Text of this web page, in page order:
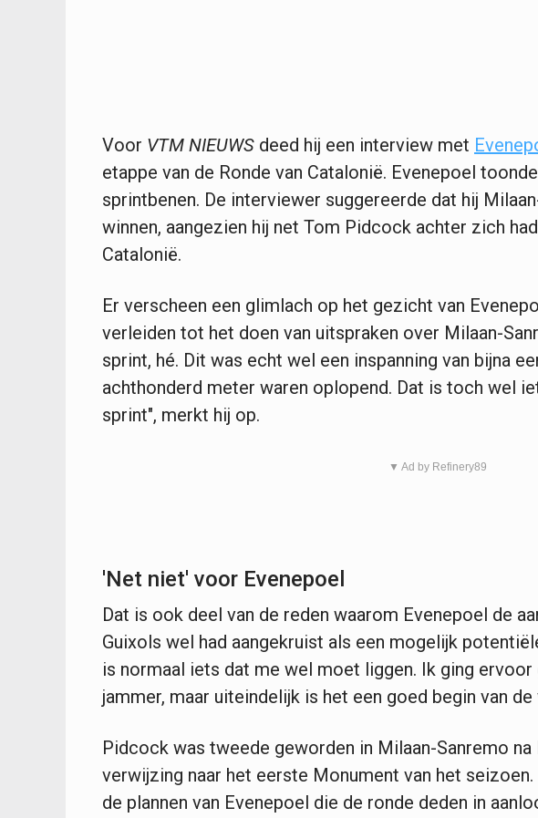
Voor VTM NIEUWS deed hij een interview met
etappe van de Ronde van Catalonië. Evenepoel
sprintbenen. De interviewer suggereerde dat hij
winnen, aangezien hij net Tom Pidcock achter zich
Catalonië.
Er verscheen een glimlach op het gezicht van
verleiden tot het doen van uitspraken over Milaan-
sprint, hé. Dit was echt wel een inspanning van bijna
achthonderd meter waren oplopend. Dat is toch wel
sprint", merkt hij op.
▼ Ad by Refinery89
'Net niet' voor Evenepoel
Dat is ook deel van de reden waarom Evenepoel de
Guixols wel had aangekruist als een mogelijk
is normaal iets dat me wel moet liggen. Ik ging ervoor
jammer, maar uiteindelijk is het een goed begin van
Pidcock was tweede geworden in Milaan-Sanremo na
verwijzing naar het eerste Monument van het
de plannen van Evenepoel die de ronde deden in